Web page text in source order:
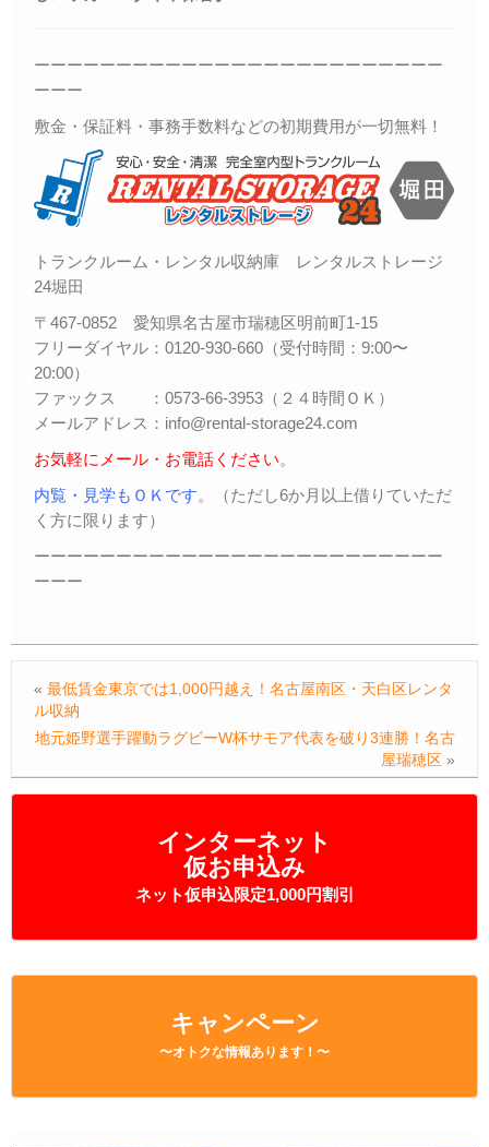
インターネット
仮お申込み
ネット仮申込限定1,000円割引
キャンペーン
〜オトクな情報あります！〜
ーーーーーーーーーーーーーーーーーーーーーーーーー
ーーー
敷金・保証料・事務手数料などの初期費用が一切無料！
トランクルーム・レンタル収納庫 レンタルストレージ
24堀田
〒467-0852 愛知県名古屋市瑞穂区明前町1-15
フリーダイヤル：0120-930-660（受付時間：9:00〜
20:00）
ファックス ：0573-66-3953（２４時間ＯＫ）
メールアドレス：info@rental-storage24.com
お気軽にメール・お電話ください。
内覧・見学もＯＫです。（ただし6か月以上借りていただ
く方に限ります）
ーーーーーーーーーーーーーーーーーーーーーーーーー
ーーー
« 最低賃金東京では1,000円越え！名古屋南区・天白区レンタ
ル収納
地元姫野選手躍動ラグビーW杯サモア代表を破り3連勝！名古
屋瑞穂区 »